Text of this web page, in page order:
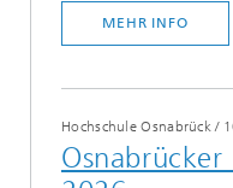
MEHR INFO
Hochschule Osnabrück/